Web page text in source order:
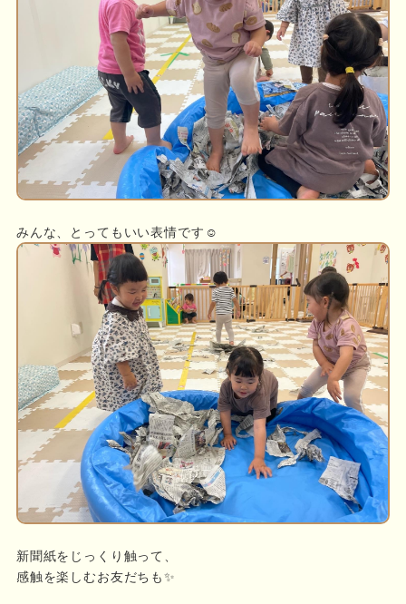
みんな、とってもいい表情です☺️
新聞紙をじっくり触って、
感触を楽しむお友だちも✨